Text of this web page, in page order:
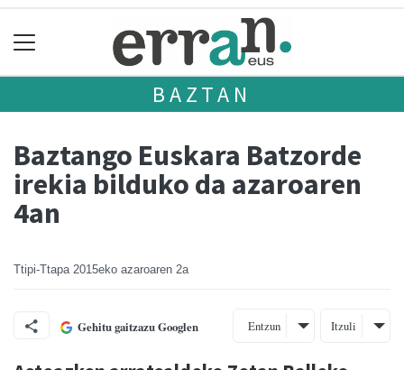
BAZTAN
Baztango Euskara Batzorde
irekia bilduko da azaroaren
4an
Ttipi-Ttapa 2015eko azaroaren 2a
Gehitu gaitzazu Googlen Entzun Itzuli